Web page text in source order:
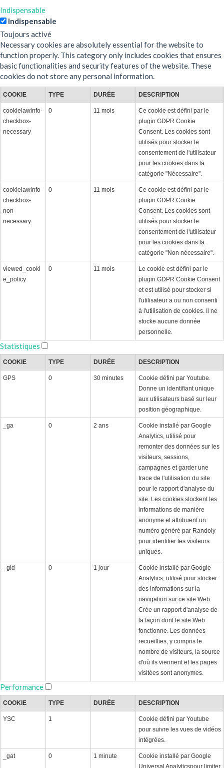
Indispensable
Indispensable
Toujours activé
Necessary cookies are absolutely essential for the website to
function properly. This category only includes cookies that ensures
basic functionalities and security features of the website. These
cookies do not store any personal information.
COOKIE TYPE DURÉE DESCRIPTION
cookielawinfo-
checkbox-
necessary
0 11 mois
Ce cookie est défini par le
plugin GDPR Cookie
Consent. Les cookies sont
utilisés pour stocker le
consentement de l'utilisateur
pour les cookies dans la
catégorie "Nécessaire".
cookielawinfo-
checkbox-
non-
necessary
0 11 mois
Ce cookie est défini par le
plugin GDPR Cookie
Consent. Les cookies sont
utilisés pour stocker le
consentement de l'utilisateur
pour les cookies dans la
catégorie "Non nécessaire".
viewed_cooki
e_policy
0 11 mois
Le cookie est défini par le
plugin GDPR Cookie Consent
et est utilisé pour stocker si
l'utilisateur a ou non consenti
à l'utilisation de cookies. Il ne
stocke aucune donnée
personnelle.
Statistiques
COOKIE TYPE DURÉE DESCRIPTION
GPS 0 30 minutes
Cookie défini par Youtube.
Donne un identifiant unique
aux utilisateurs basé sur leur
position géographique.
_ga 0 2 ans
Cookie installé par Google
Analytics, utilisé pour
remonter des données sur les
visiteurs, sessions,
campagnes et garder une
trace de l'utilisation du site
pour le rapport d'analyse du
site. Les cookies stockent les
informations de manière
anonyme et attribuent un
numéro généré par Randoly
pour identifier les visiteurs
uniques.
_gid 0 1 jour
Cookie installé par Google
Analytics, utilisé pour stocker
des informations sur la
navigation sur ce site Web.
Crée un rapport d'analyse de
la façon dont le site Web
fonctionne. Les données
recueillies, y compris le
nombre de visiteurs, la source
d'où ils viennent et les pages
visitées sont anonymes.
Performance
COOKIE TYPE DURÉE DESCRIPTION
YSC 1
Cookie défini par Youtube
pour suivre les vues de vidéos
intégrées.
_gat 0 1 minute
Cookie installé par Google
Universal Analyticspour limiter